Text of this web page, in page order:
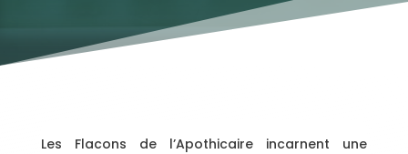
Les Flacons de l’Apothicaire incarnent une